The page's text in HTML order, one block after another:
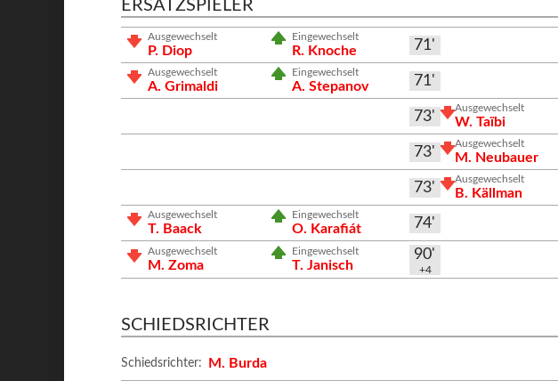
ERSATZSPIELER
Ausgewechselt
P. Diop
Eingewechselt
R. Knoche 71'
Ausgewechselt
A. Grimaldi
Eingewechselt
A. Stepanov 71'
73'
Ausgewechselt
W. Taïbi
73'
Ausgewechselt
M. Neubauer
73'
Ausgewechselt
B. Källman
Ausgewechselt
T. Baack
Eingewechselt
O. Karafiát 74'
Ausgewechselt
M. Zoma
Eingewechselt
T. Janisch
90'
+4
SCHIEDSRICHTER
Schiedsrichter: M. Burda